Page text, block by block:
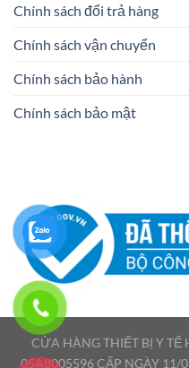
Chính sách đổi trả hàng
Chính sách vận chuyển
Chính sách bảo hành
Chính sách bảo mật
CỬA HÀNG THIẾT BỊ Y TẾ
05A8005596 CẤP NGÀY 11/